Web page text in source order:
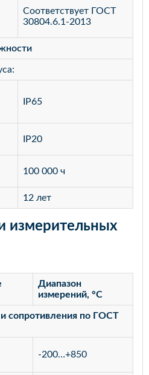
Соответствует ГОСТ
30804.6.1-2013
IP65
IP20
100 000 ч
12 лет
измерительных
Диапазон
измерений, °С
сопротивления по ГОСТ
-200…+850